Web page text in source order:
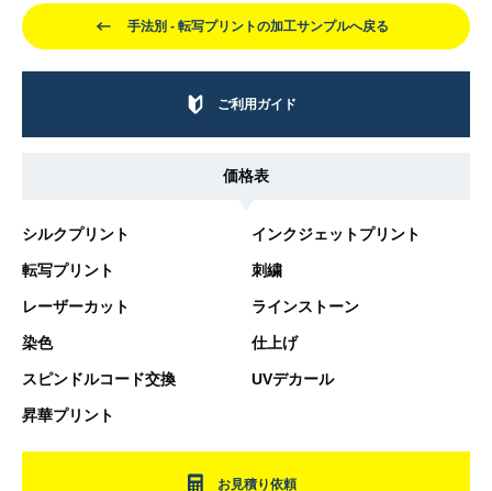
ご利用ガイド
価格表
シルクプリント インクジェットプリント
転写プリント 刺繍
レーザーカット ラインストーン
染色 仕上げ
スピンドルコード交換 UVデカール
昇華プリント
お見積り依頼
手法別 - 転写プリントの加工サンプルへ戻る